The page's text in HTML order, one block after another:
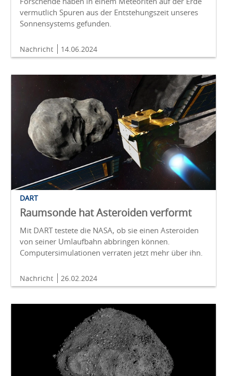
vermutlich Spuren aus der Entstehungszeit unseres
Sonnensystems gefunden.
Nachricht 14.06.2024
DART
Raumsonde hat Asteroiden verformt
Mit DART testete die NASA, ob sie einen Asteroiden
von seiner Umlaufbahn abbringen können.
Computersimulationen verraten jetzt mehr über ihn.
Nachricht 26.02.2024